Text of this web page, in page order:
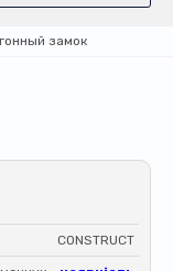
замок
CONSTRUCT